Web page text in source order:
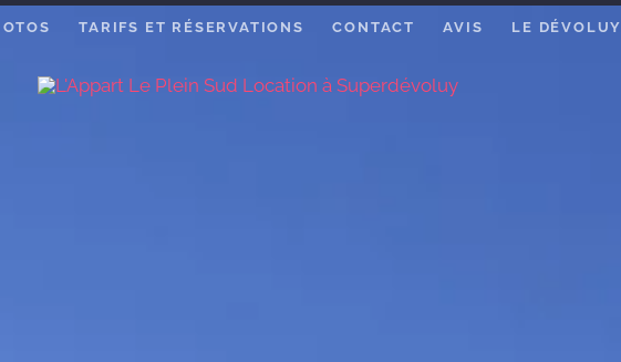
TARIFS ET RÉSERVATIONS CONTACT AVIS LE DÉVOLUY